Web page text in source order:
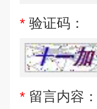
* 验证码：
* 留言内容：